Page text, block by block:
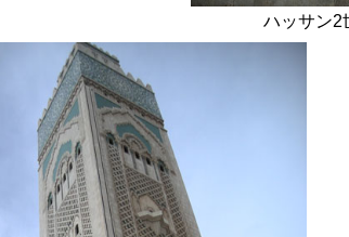
ハッサン2